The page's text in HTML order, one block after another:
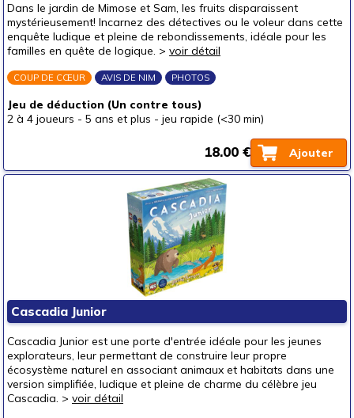
Dans le jardin de Mimose et Sam, les fruits disparaissent
mystérieusement! Incarnez des détectives ou le voleur dans cette
enquête ludique et pleine de rebondissements, idéale pour les
familles en quête de logique. > voir détail
COUP DE CŒUR AVIS DE NIM PHOTOS
Jeu de déduction (Un contre tous)
2 à 4 joueurs - 5 ans et plus - jeu rapide (<30 min)
Ajouter
18.00 €
Cascadia Junior
Cascadia Junior est une porte d'entrée idéale pour les jeunes
explorateurs, leur permettant de construire leur propre
écosystème naturel en associant animaux et habitats dans une
version simplifiée, ludique et pleine de charme du célèbre jeu
Cascadia. > voir détail